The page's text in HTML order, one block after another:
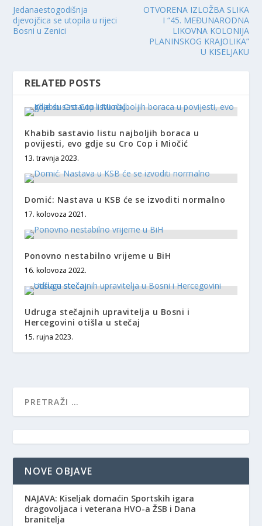
Jedanaestogodišnja
djevojčica se utopila u rijeci
Bosni u Zenici
OTVORENA IZLOŽBA SLIKA
I “45. MEĐUNARODNA
LIKOVNA KOLONIJA
PLANINSKOG KRAJOLIKA”
U KISELJAKU
RELATED POSTS
Khabib sastavio listu najboljih boraca u
povijesti, evo gdje su Cro Cop i Miočić
13. travnja 2023.
Domić: Nastava u KSB će se izvoditi normalno
17. kolovoza 2021.
Ponovno nestabilno vrijeme u BiH
16. kolovoza 2022.
Udruga stečajnih upravitelja u Bosni i
Hercegovini otišla u stečaj
15. rujna 2023.
NOVE OBJAVE
NAJAVA: Kiseljak domaćin Sportskih igara
dragovoljaca i veterana HVO-a ŽSB i Dana
branitelja